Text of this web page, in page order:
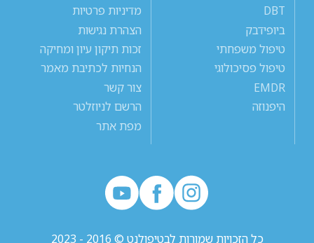
DBT
ביופידבק
טיפול משפחתי
טיפול פסיכולוגי
EMDR
היפנוזה
מדיניות פרטיות
הצהרת נגישות
זכות תיקון עיון ומחיקה
הנחיות לכתיבת מאמר
צור קשר
הרשם לניוזלטר
מפת אתר
כל הזכויות שמורות לבטיפולנט © 2016 - 2023